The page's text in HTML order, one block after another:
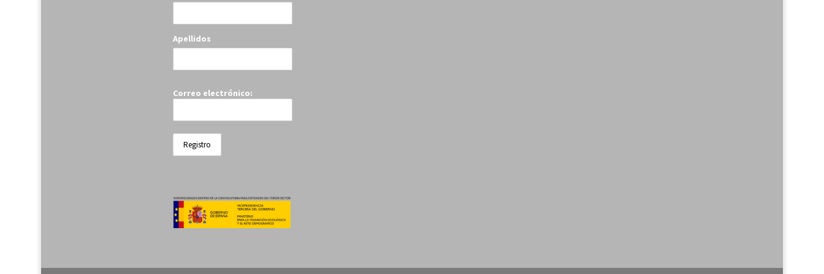
Apellidos
Correo electrónico: